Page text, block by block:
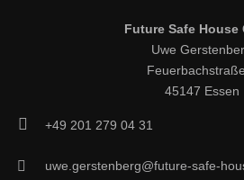
Future Safe House
Uwe
45147 Essen
+49 201 279 04 31
uwe.gerstenberg@future-safe-